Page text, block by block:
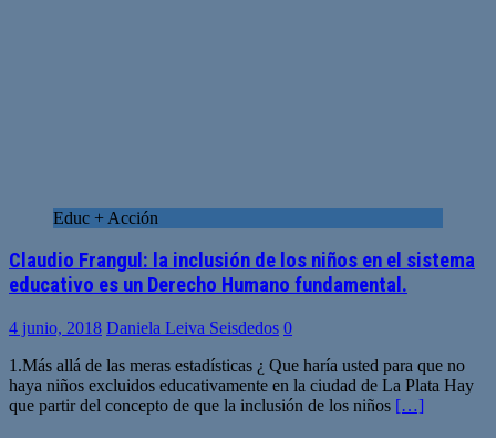
Educ + Acción
Claudio Frangul: la inclusión de los niños en el sistema
educativo es un Derecho Humano fundamental.
4 junio, 2018 Daniela Leiva Seisdedos 0
1.Más allá de las meras estadísticas ¿ Que haría usted para que no
haya niños excluidos educativamente en la ciudad de La Plata Hay
que partir del concepto de que la inclusión de los niños […]